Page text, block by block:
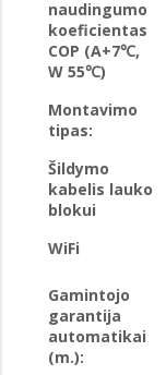
naudingumo
koeficientas
COP (A+7℃,
W 55℃)
Montavimo
tipas:
Šildymo
kabelis lauko
blokui
WiFi
Gamintojo
garantija
automatikai
(m.):